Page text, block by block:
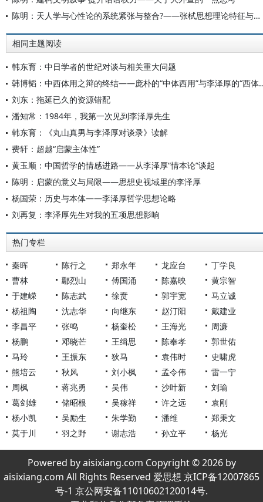
陈明：天人学与心性论的系统紧张与整合?——张栻思想理论特征与意义的文明论阐释
相同主题阅读
韩东育：中日学者的世纪对谈与相关重大问题
韩博韬：中西体用之辩的
刘东：拖延已久的资源错配
潘知常：1984年，我第一次见到李泽厚先生
韩东育：《丸山真男与李泽厚对谈录》读解
费轩：超越“启蒙主体性”
黄玉顺：中国哲学的情感进路——从李泽厚“情本论”谈起
陈明：启蒙的意义与局限——思想史视域里的李泽厚
杨国荣：历史与本体——李泽厚哲学思想论略
刘再复：李泽厚先生对我的五项思想影响
热门专栏
秦晖 陈行之 郑永年 龙应台
丁学良
曹林
鄢烈山 傅国涌 陈嘉映
黄宗智
于建嵘
陈志武 徐贲 郭宇宽
马立诚
杨祖陶
沈志华 向继东 赵汀阳
戴建业
李昌平
张鸣 杨奎松 王海光
周濂
杨鹏
邓晓芒 王缉思 陈奉孝
郭世佑
马玲
王振东 狄马 袁伟时
史啸虎
熊培云
秋风 刘小枫 孟令伟
雷一宁
周枫
蒋兆勇 吴伟 沙叶新
刘瑜
葛剑雄
储昭根 吴稼祥 许之远
袁刚
杨小凯
吴励生 朱学勤 潘维
郑秉文
莫于川
羽之野 谢志浩 孙立平 杨光
Powered by aisixiang.com Copyright © 2026 by
aisixiang.com All Rights Reserved 爱思想 京ICP备12007865
号-1 京公网安备11010602120014号.